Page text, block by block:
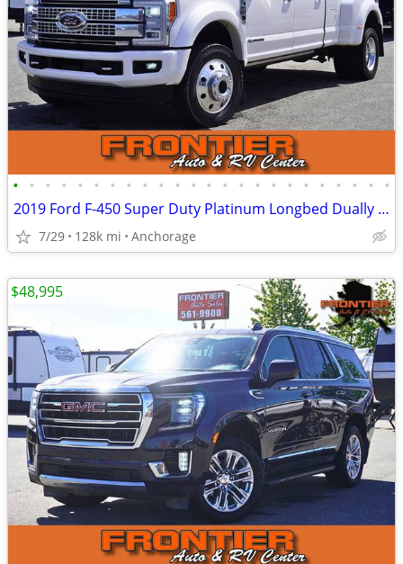
• • • • • • • • • • • • • • • • • • • • • • • •
2019 Ford F-450 Super Duty Platinum Longbed Dually 4X4 Diesel
7/29 128k mi Anchorage
$48,995